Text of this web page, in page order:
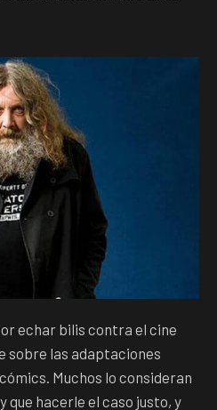
echar bilis contra el cine
sobre las adaptaciones
Muchos lo consideran
que hacerle el caso justo, y